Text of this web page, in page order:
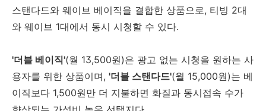
스탠다드와 웨이브 베이직을 결합한 상품으로, 티빙 2대
와 웨이브 1대에서 동시 시청할 수 있다.
'더블 베이직'(월 13,500원)은 광고 없는 시청을 원하는 사
용자를 위한 상품이며, '더블 스탠다드'(월 15,000원)는 베
이직보다 1,500원만 더 지불하면 화질과 동시접속 수가